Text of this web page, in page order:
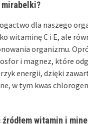
mirabelki?
dla naszego
witaminę C i E, ale
organizmu.
i magnez, które
energii, dzięki
w tym kwas
witamin i